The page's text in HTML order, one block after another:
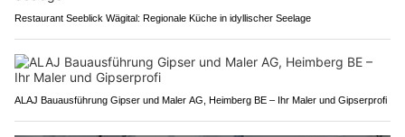
Restaurant Seeblick Wägital: Regionale Küche in idyllischer Seelage
ALAJ Bauausführung Gipser und Maler AG, Heimberg BE – Ihr Maler und Gipserprofi